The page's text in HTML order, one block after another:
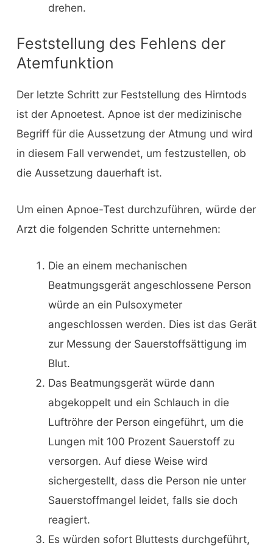
drehen.
Feststellung des Fehlens der
Atemfunktion
Der letzte Schritt zur Feststellung des Hirntods
ist der Apnoetest. Apnoe ist der medizinische
Begriff für die Aussetzung der Atmung und wird
in diesem Fall verwendet, um festzustellen, ob
die Aussetzung dauerhaft ist.
Um einen Apnoe-Test durchzuführen, würde der
Arzt die folgenden Schritte unternehmen:
Die an einem mechanischen
Beatmungsgerät angeschlossene Person
würde an ein Pulsoxymeter
angeschlossen werden. Dies ist das Gerät
zur Messung der Sauerstoffsättigung im
Blut.
Das Beatmungsgerät würde dann
abgekoppelt und ein Schlauch in die
Luftröhre der Person eingeführt, um die
Lungen mit 100 Prozent Sauerstoff zu
versorgen. Auf diese Weise wird
sichergestellt, dass die Person nie unter
Sauerstoffmangel leidet, falls sie doch
reagiert.
Es würden sofort Bluttests durchgeführt,